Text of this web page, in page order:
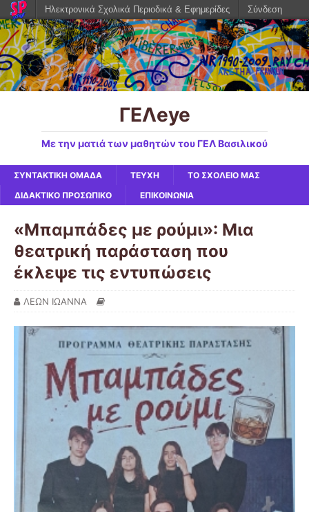
ΓΕΛeye
Με την ματιά των μαθητών του ΓΕΛ Βασιλικού
ΣΥΝΤΑΚΤΙΚΗ ΟΜΑΔΑ ΤΕΥΧΗ
ΤΟ ΣΧΟΛΕΙΟ ΜΑΣ
ΔΙΔΑΚΤΙΚΟ ΠΡΟΣΩΠΙΚΟ
ΕΠΙΚΟΙΝΩΝΙΑ
«Μπαμπάδες με ρούμι»: Μια
θεατρική παράσταση που
έκλεψε τις εντυπώσεις
ΛΕΩΝ ΙΩΑΝΝΑ
Ηλεκτρονικά Σχολικά Περιοδικά & Εφημερίδες Σύνδεση